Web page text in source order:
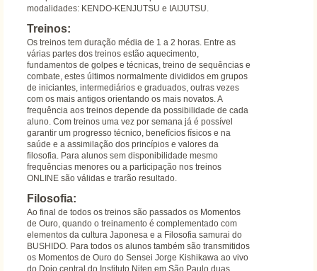
modalidades: KENDO-KENJUTSU e IAIJUTSU.
Treinos:
Os treinos tem duração média de 1 a 2 horas. Entre as
várias partes dos treinos estão aquecimento,
fundamentos de golpes e técnicas, treino de sequências e
combate, estes últimos normalmente divididos em grupos
de iniciantes, intermediários e graduados, outras vezes
com os mais antigos orientando os mais novatos. A
frequência aos treinos depende da possibilidade de cada
aluno. Com treinos uma vez por semana já é possível
garantir um progresso técnico, benefícios físicos e na
saúde e a assimilação dos princípios e valores da
filosofia. Para alunos sem disponibilidade mesmo
frequências menores ou a participação nos treinos
ONLINE são válidas e trarão resultado.
Filosofia:
Ao final de todos os treinos são passados os Momentos
de Ouro, quando o treinamento é complementado com
elementos da cultura Japonesa e a Filosofia samurai do
BUSHIDO. Para todos os alunos também são transmitidos
os Momentos de Ouro do Sensei Jorge Kishikawa ao vivo
do Dojo central do Instituto Niten em São Paulo duas